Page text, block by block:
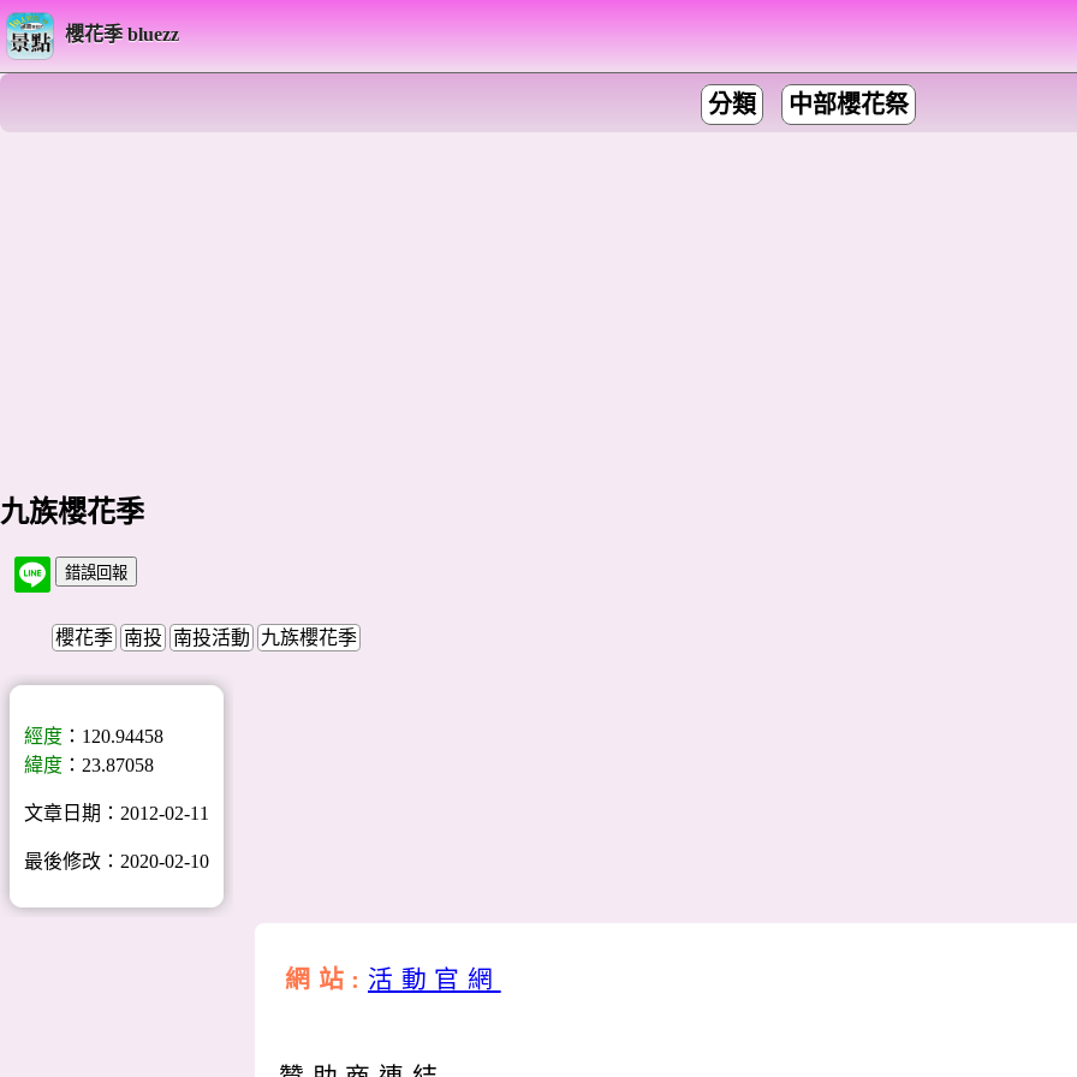
櫻花季 bluezz
分類 中部櫻花祭
九族櫻花季
櫻花季 南投 南投活動 九族櫻花季
經度 ：120.94458
緯度 ：23.87058
文章日期：2012-02-11
最後修改：2020-02-10
網站: 活動官網